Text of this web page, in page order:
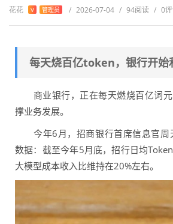
花花 V 管理员 / 2026-07-04 / 94阅读 / 0
每天烧百亿token，银行开始
商业银行，正在每天燃烧百亿词元
撑业务发展。
今年6月，招商银行首席信息官周
数据：截至今年5月底，招行日均
大模型成本收入比维持在20%左右。